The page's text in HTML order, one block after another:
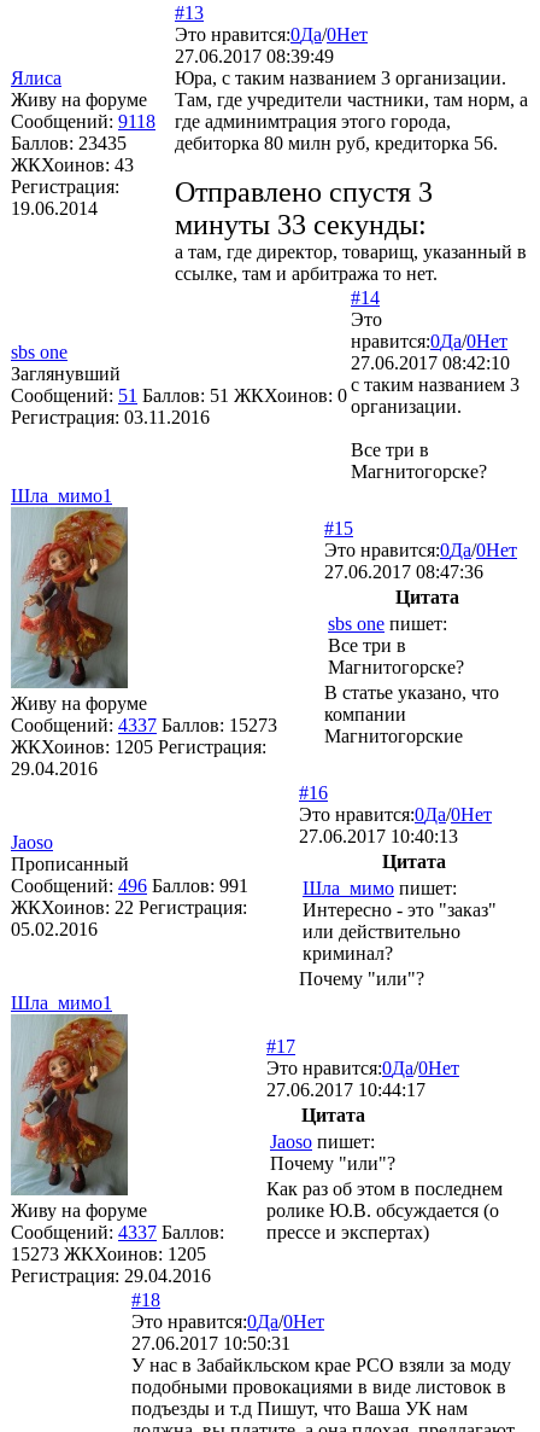
Ялиса
Живу на форуме
Сообщений: 9118
Баллов: 23435
ЖКХоинов: 43
Регистрация:
19.06.2014
#13
Это нравится:0Да/0Нет
27.06.2017 08:39:49
Юра, с таким названием 3 организации.
Там, где учредители частники, там норм, а
где админимтрация этого города,
дебиторка 80 милн руб, кредиторка 56.
Отправлено спустя 3
минуты 33 секунды:
а там, где директор, товарищ, указанный в
ссылке, там и арбитража то нет.
sbs one
Заглянувший
Сообщений: 51 Баллов: 51 ЖКХоинов: 0
Регистрация: 03.11.2016
#14
Это
нравится:0Да/0Нет
27.06.2017 08:42:10
с таким названием 3
организации.
Все три в
Магнитогорске?
Шла_мимо1
Живу на форуме
Сообщений: 4337 Баллов: 15273
ЖКХоинов: 1205 Регистрация:
29.04.2016
#15
Это нравится:0Да/0Нет
27.06.2017 08:47:36
Цитата
sbs one пишет:
Все три в
Магнитогорске?
В статье указано, что
компании
Магнитогорские
Jaoso
Прописанный
Сообщений: 496 Баллов: 991
ЖКХоинов: 22 Регистрация:
05.02.2016
#16
Это нравится:0Да/0Нет
27.06.2017 10:40:13
Цитата
Шла_мимо пишет:
Интересно - это "заказ"
или действительно
криминал?
Почему "или"?
Шла_мимо1
Живу на форуме
Сообщений: 4337 Баллов:
15273 ЖКХоинов: 1205
Регистрация: 29.04.2016
#17
Это нравится:0Да/0Нет
27.06.2017 10:44:17
Цитата
Jaoso пишет:
Почему "или"?
Как раз об этом в последнем
ролике Ю.В. обсуждается (о
прессе и экспертах)
#18
Это нравится:0Да/0Нет
27.06.2017 10:50:31
У нас в Забайкльском крае РСО взяли за моду
подобными провокациями в виде листовок в
подъезды и т.д Пишут, что Ваша УК нам